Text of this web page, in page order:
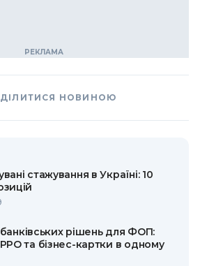
НОВИНОЮ
стажування в Україні: 10
рішень для ФОП:
та бізнес-картки в одному